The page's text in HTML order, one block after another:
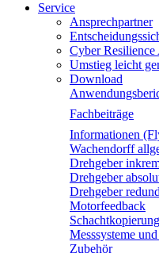
Service
Ansprechpartner
Cyber Resilience
Umstieg leicht
Download
Fachbeiträge
Informationen
Wachendorff
Drehgeber
Drehgeber
Drehgeber
Motorfeedback
Messsysteme
Zubehör